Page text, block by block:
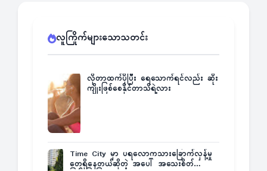
လူကြိုက်များသောသတင်း
လိုတာထက်ပိုပြီး ရေသောက်ရင်လည်း ဆိုး
ကျိုးဖြစ်စေနိုင်တာသိရဲ့လား
Time City မှာ ပရလောကသားခြောက်လှန့်မှု
တွေရှိနေတယ်ဆိုတဲ့ အပေါ် အသေးစိတ်